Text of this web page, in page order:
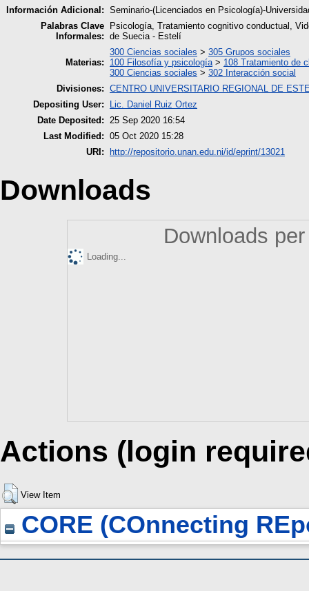
Información Adicional: Seminario-(Licenciados en Psicología)-
Palabras Clave
Informales:
Psicología, Tratamiento cognitivo conductual,
de Suecia - Estelí
Materias:
300 Ciencias sociales > 305 Grupos sociales
100 Filosofía y psicología > 108 Tratamiento de
300 Ciencias sociales > 302 Interacción social
Divisiones: CENTRO UNIVERSITARIO REGIONAL DE
Depositing User:
Lic. Daniel Ruiz Ortez
Date Deposited:
25 Sep 2020 16:54
Last Modified: 05 Oct 2020 15:28
URI:
http://repositorio.unan.edu.ni/id/eprint/13021
Downloads
Downloads
Loading...
Actions (login
View Item
CORE (COnnecting